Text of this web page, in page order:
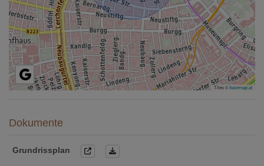
Tiles ©basemap.at
Dokumente
Grundrissplan